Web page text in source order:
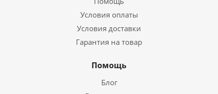
Условия оплаты
Условия доставки
Гарантия на товар
Помощь
Блог